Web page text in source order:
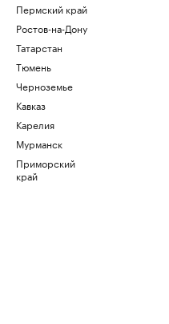
Пермский край
Ростов-на-Дону
Татарстан
Тюмень
Черноземье
Кавказ
Карелия
Мурманск
Приморский
край